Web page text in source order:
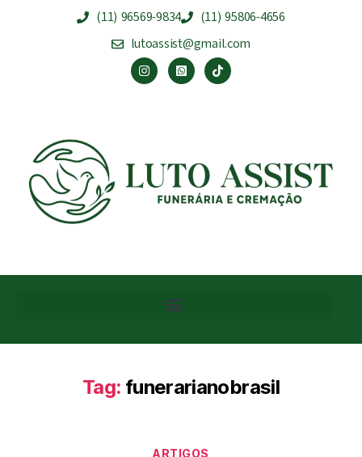
(11) 96569-9834
(11) 95806-4656
lutoassist@gmail.com
Tag: funerarianobrasil
ARTIGOS